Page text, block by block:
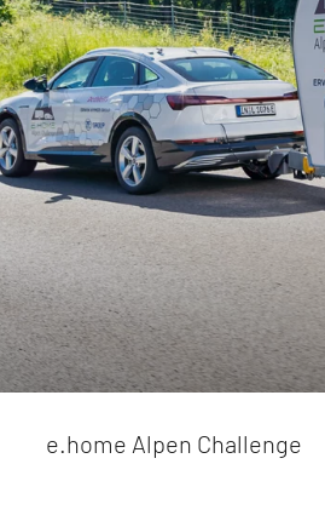
News & Presse
Dethleffs Family
Verantwortung
Reiseziel Zukunft
Erwin Hymer
e.home Alpen Challenge